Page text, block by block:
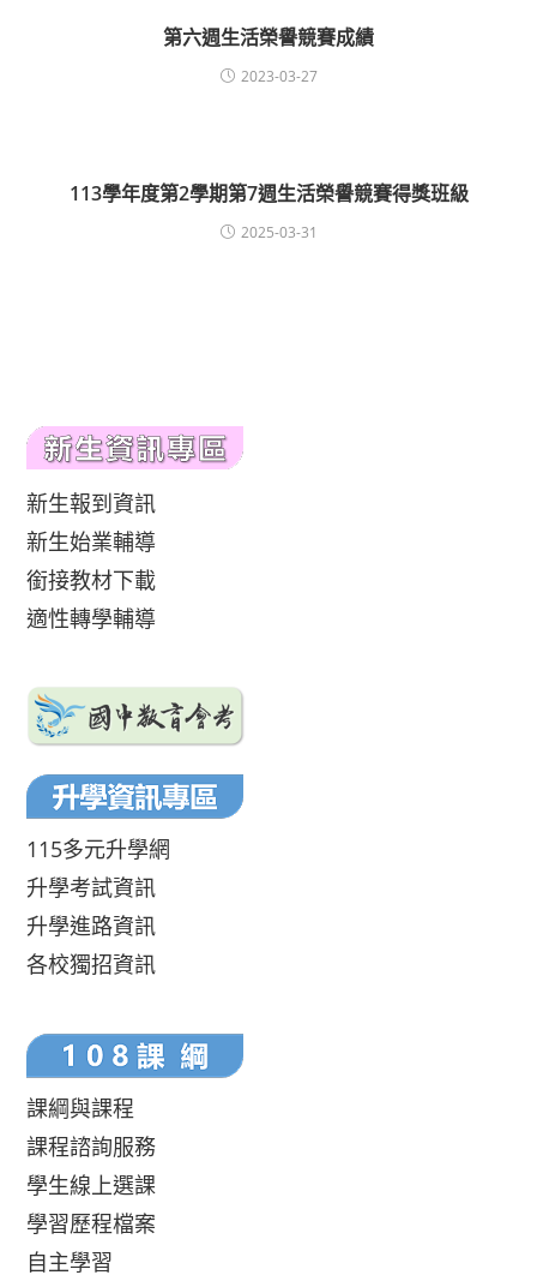
第六週生活榮譽競賽成績
2023-03-27
113學年度第2學期第7週生活榮譽競賽得獎班級
2025-03-31
新生報到資訊
新生始業輔導
銜接教材下載
適性轉學輔導
115多元升學網
升學考試資訊
升學進路資訊
各校獨招資訊
課綱與課程
課程諮詢服務
學生線上選課
學習歷程檔案
自主學習